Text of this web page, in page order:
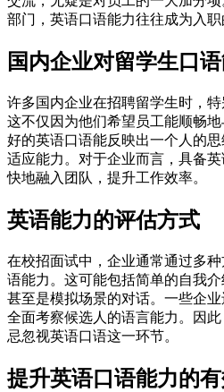
部门，英语口语能力往往成为入职
国内企业对留学生口
许多国内企业在招聘留学生时，特
这不仅因为他们希望员工能顺畅
好的英语口语能反映出一个人的
适应能力。对于企业而言，具备
快地融入团队，提升工作效率。
英语能力的评估方式
在校招面试中，企业通常通过多
语能力。这可能包括简单的自我
甚至是模拟场景的对话。一些企
全面考察候选人的语言能力。因
忌忽视英语口语这一环节。
提升英语口语能力的